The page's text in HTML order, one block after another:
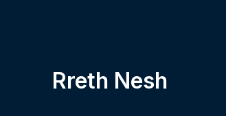
Rreth Nesh